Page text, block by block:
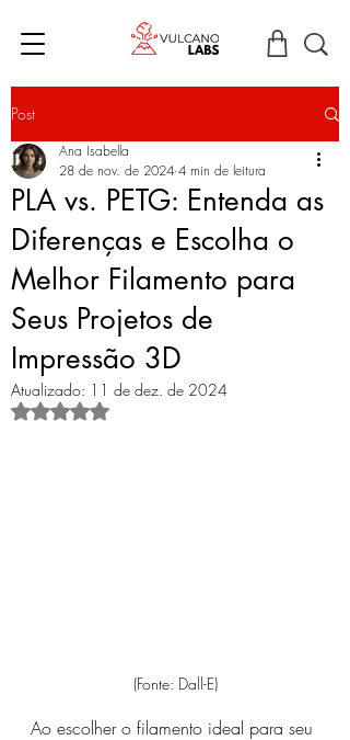
Post
PLA vs. PETG: Entenda as
Diferenças e Escolha o
Melhor Filamento para
Seus Projetos de
Impressão 3D
Ana Isabella
28 de nov. de 2024 4 min de leitura
Atualizado: 11 de dez. de 2024
Avaliado com NaN de 5 estrelas.
(Fonte: Dall-E)
Ao escolher o filamento ideal para seu